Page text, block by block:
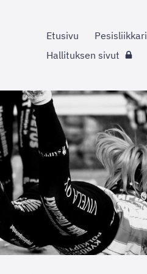
Etusivu Pesisliikkari
Hallituksen sivut